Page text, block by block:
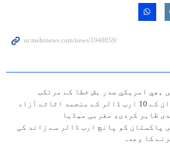
بھي امريكي صدر بش خطا كے مرتكب
امارات نے ایران کے 10 ارب ڈالر کے منجمد اثاثے آزاد
ظاہر کردی، مغربی میڈیا
پاکستان کو پانچ ارب ڈالر سے زائد کی
کا وعدہ